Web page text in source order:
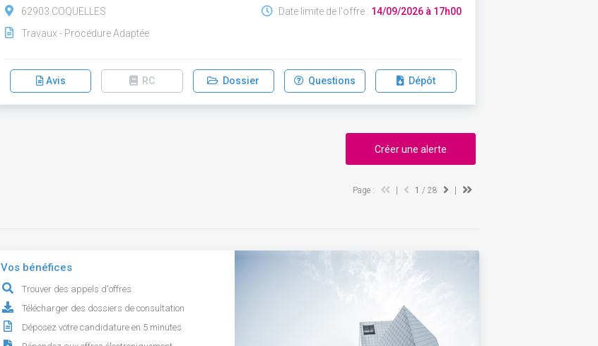
62903 COQUELLES
Travaux - Procédure Adaptée
Date limite de l'offre : 14/09/2026 à 17h00
Avis RC Dossier Questions Dépôt
Créer une alerte
Page : 1 / 28
Vos bénéfices
Trouver des appels d'offres
Télécharger des dossiers de consultation
Déposez votre candidature en 5 minutes